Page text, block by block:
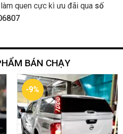
quen cực kì ưu đãi qua số
BÁN CHẠY
-9%